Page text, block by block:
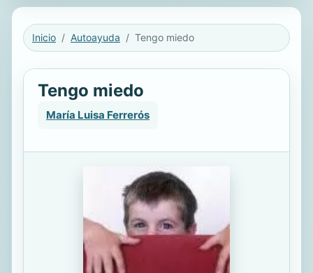
Inicio Autoayuda Tengo miedo
Tengo miedo
María Luisa Ferrerós